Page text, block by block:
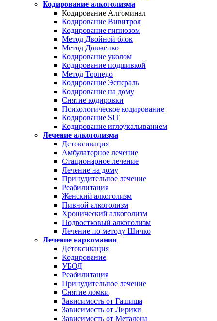
Кодирование алкоголизма
Кодирование Алгоминал
Кодирование Вивитрол
Кодирование гипнозом
Метод Двойной блок
Метод Довженко
Кодирование уколом
Кодирование подшивкой
Метод Торпедо
Кодирование Эспераль
Кодирование на дому
Снятие кодировки
Психологическое кодирование
Кодирование SIT
Кодирование иглоукалыванием
Лечение алкоголизма
Детоксикация
Амбулаторное лечение
Стационарное лечение
Лечение на дому
Принудительное лечение
Реабилитация
Женский алкоголизм
Пивной алкоголизм
Хронический алкоголизм
Подростковый алкоголизм
Лечение по методу Шичко
Лечение наркомании
Детоксикация
Кодирование
УБОД
Реабилитация
Принудительное лечение
Снятие ломки
Зависимость от Гашиша
Зависимость от Лирики
Зависимость от Метадона